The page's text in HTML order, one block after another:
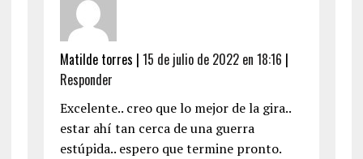
Matilde torres | 15 de julio de 2022 en 18:16 |
Responder
Excelente.. creo que lo mejor de la gira..
estar ahí tan cerca de una guerra
estúpida.. espero que termine pronto.